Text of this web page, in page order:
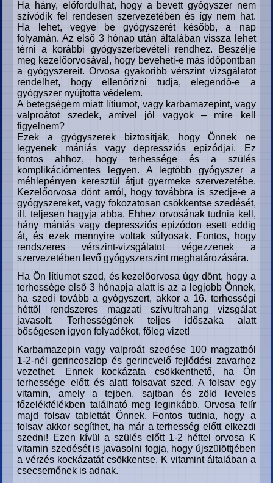
Ha hány, előfordulhat, hogy a bevett gyógyszer nem
szívódik fel rendesen szervezetében és így nem hat.
Ha lehet, vegye be gyógyszerét később, a nap
folyamán. Az első 3 hónap után általában vissza lehet
térni a korábbi gyógyszerbevételi rendhez. Beszélje
meg kezelőorvosával, hogy beveheti-e más időpontban
a gyógyszereit. Orvosa gyakoribb vérszint vizsgálatot
rendelhet, hogy ellenőrizni tudja, elegendő-e a
gyógyszer nyújtotta védelem.
A betegségem miatt lítiumot, vagy karbamazepint, vagy
valproátot szedek, amivel jól vagyok – mire kell
figyelnem?
Ezek a gyógyszerek biztosítják, hogy Önnek ne
legyenek mániás vagy depressziós epizódjai. Ez
fontos ahhoz, hogy terhessége és a szülés
komplikációmentes legyen. A legtöbb gyógyszer a
méhlepényen keresztül átjut gyermeke szervezetébe.
Kezelőorvosa dönt arról, hogy továbbra is szedje-e a
gyógyszereket, vagy fokozatosan csökkentse szedését,
ill. teljesen hagyja abba. Ehhez orvosának tudnia kell,
hány mániás vagy depressziós epizódon esett eddig
át, és ezek mennyire voltak súlyosak. Fontos, hogy
rendszeres vérszint-vizsgálatot végezzenek a
szervezetében levő gyógyszerszint meghatározására.
Ha Ön lítiumot szed, és kezelőorvosa úgy dönt, hogy a
terhessége első 3 hónapja alatt is az a legjobb Önnek,
ha szedi tovább a gyógyszert, akkor a 16. terhességi
héttől rendszeres magzati szívultrahang vizsgálat
javasolt. Terhességének teljes időszaka alatt
bőségesen igyon folyadékot, főleg vizet!
Karbamazepin vagy valproát szedése 100 magzatból
1-2-nél gerincoszlop és gerincvelő fejlődési zavarhoz
vezethet. Ennek kockázata csökkenthető, ha Ön
terhessége előtt és alatt folsavat szed. A folsav egy
vitamin, amely a tejben, sajtban és zöld leveles
főzelékfélékben található meg leginkább. Orvosa felír
majd folsav tablettát Önnek. Fontos tudnia, hogy a
folsav akkor segíthet, ha már a terhesség előtt elkezdi
szedni! Ezen kívül a szülés előtt 1-2 héttel orvosa K
vitamin szedését is javasolni fogja, hogy újszülöttjében
a vérzés kockázatát csökkentse. K vitamint általában a
csecsemőnek is adnak.